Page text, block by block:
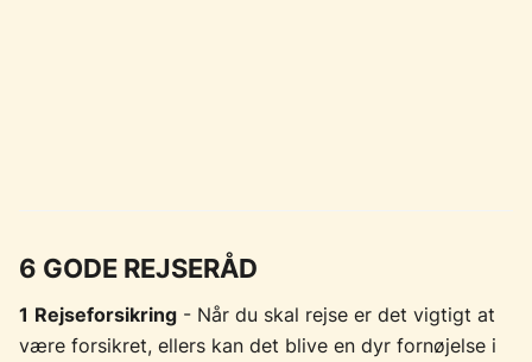
6 GODE REJSERÅD
1 Rejseforsikring - Når du skal rejse er det vigtigt at
være forsikret, ellers kan det blive en dyr fornøjelse i